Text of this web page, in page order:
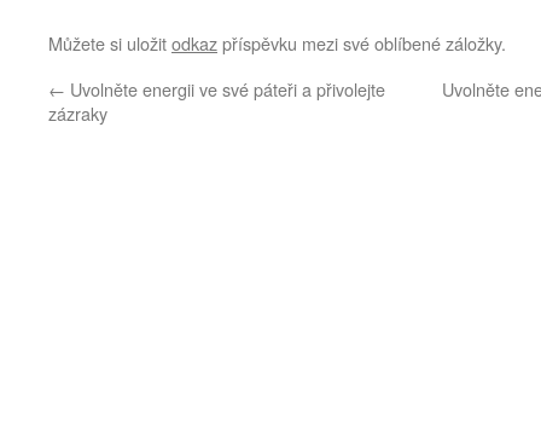
Můžete si uložitodkazpříspěvku mezi své oblíbené záložky.
← Uvolněte energii ve své páteři a přivolejte
zázraky
Uvolněte